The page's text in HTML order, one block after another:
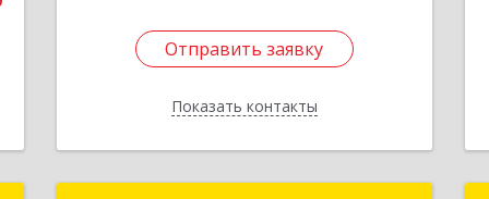
Отправить заявку
Показать контакты
Отправить заявку
Назад